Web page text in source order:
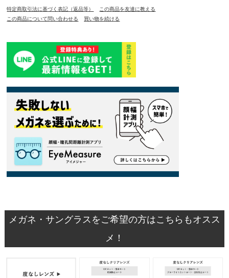
特定商取引法に基づく表記（返品等）
この商品を友達に教える
この商品について問い合わせる
買い物を続ける
メガネ・サングラスをご希望の方はこちらもオスス
メ！